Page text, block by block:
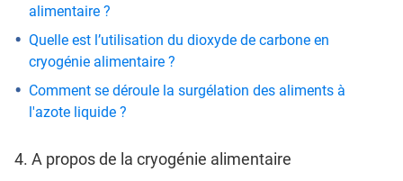
alimentaire ?
Quelle est l’utilisation du dioxyde de carbone en
cryogénie alimentaire ?
Comment se déroule la surgélation des aliments à
l'azote liquide ?
4. A propos de la cryogénie alimentaire